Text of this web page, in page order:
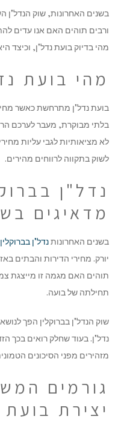
בשנים האחרונות, שוק הנדל"ן
ורבים תוהים האם אנו עדים
מהי בדיוק בועת נדל"ן, וכיצד
מהי בועת
בועת נדל"ן מתרחשת כאשר
בלתי מבוקרת, מעבר לערכם
לא מציאותיות לגבי עליות
לשוק בתקווה לרווחים מהירים.
נדל"ן
מדאיגים
בשנים האחרונותנדל"ן בברוקלין
יורק. מחירי הדירות והבתים
תוהים האם מגמה זו מייצגת
תחילתה של בועה.
שוק הנדל"ן בברוקלין הפך
נדל"ן. בעוד שחלק רואים בכך
מזהירים מפני הסיכונים
גורמים
יצירת